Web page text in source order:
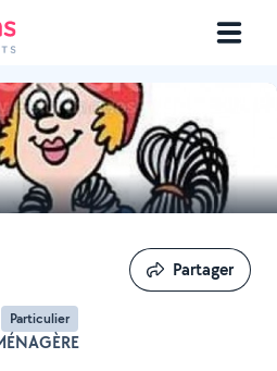
Particulier
Partager
Partager